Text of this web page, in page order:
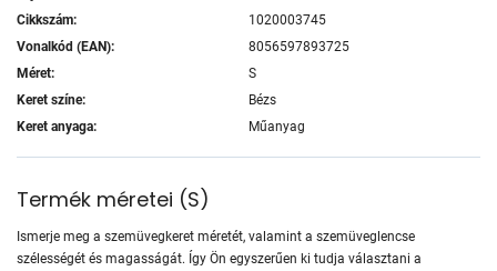
Cikkszám:
1020003745
Vonalkód (EAN):
8056597893725
Méret:
S
Keret színe:
Bézs
Keret anyaga:
Műanyag
Termék méretei (S)
Ismerje meg a szemüvegkeret méretét, valamint a szemüveglencse
szélességét és magasságát. Így Ön egyszerűen ki tudja választani a